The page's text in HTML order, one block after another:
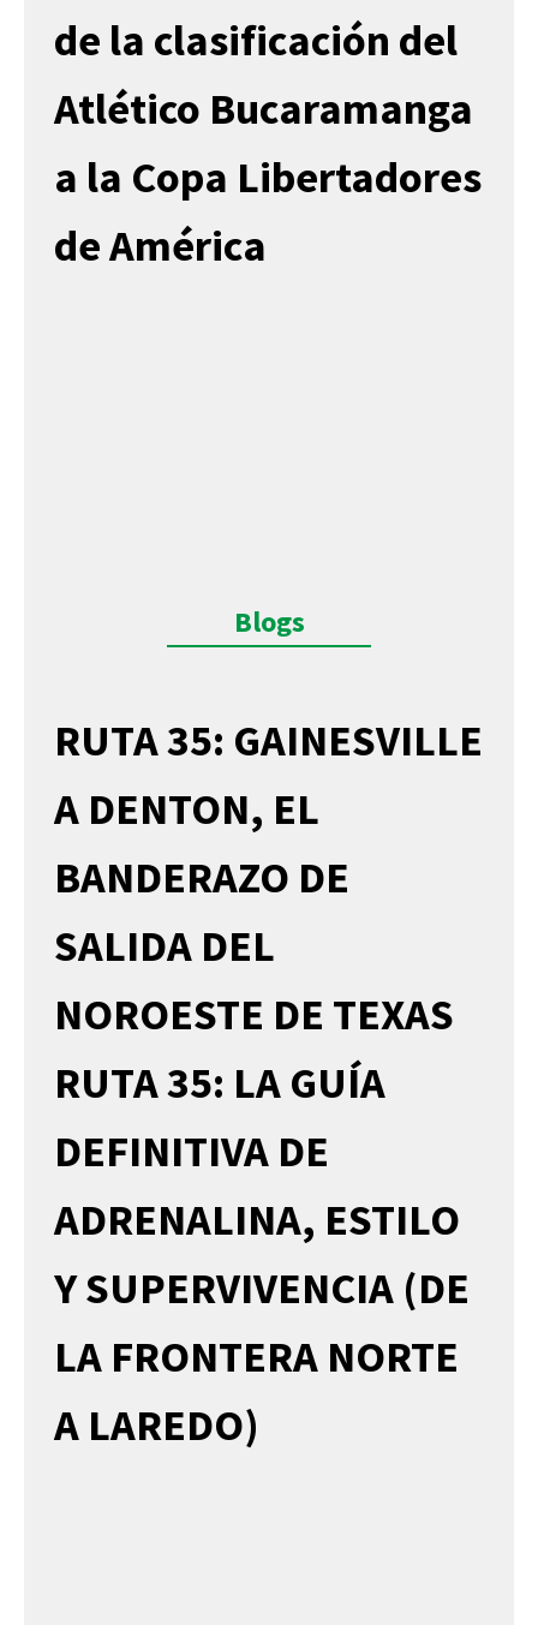
de la clasificación del
Atlético Bucaramanga
a la Copa Libertadores
de América
Blogs
RUTA 35: GAINESVILLE
A DENTON, EL
BANDERAZO DE
SALIDA DEL
NOROESTE DE TEXAS
RUTA 35: LA GUÍA
DEFINITIVA DE
ADRENALINA, ESTILO
Y SUPERVIVENCIA (DE
LA FRONTERA NORTE
A LAREDO)